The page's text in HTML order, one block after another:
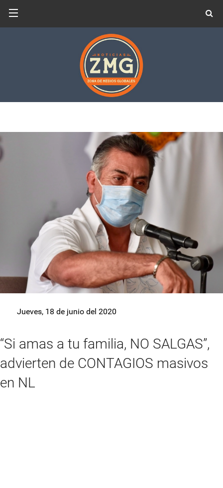
Jueves, 18 de junio del 2020
“Si amas a tu familia, NO SALGAS”,
advierten de CONTAGIOS masivos
en NL